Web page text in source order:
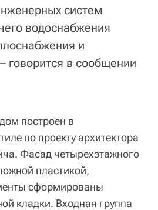
систем
водоснабжения
и
говорится в сообщении
построен в
по проекту архитектора
Фасад четырехэтажного
пластикой,
сформированы
кладки. Входная группа